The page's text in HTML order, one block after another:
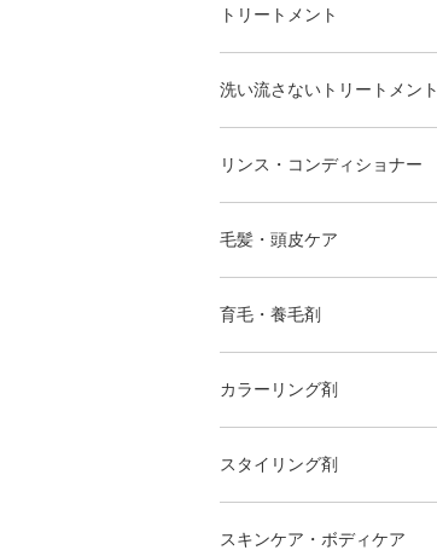
トリートメント
洗い流さないトリートメント
リンス・コンディショナー
毛髪・頭皮ケア
育毛・養毛剤
カラーリング剤
スタイリング剤
スキンケア・ボディケア